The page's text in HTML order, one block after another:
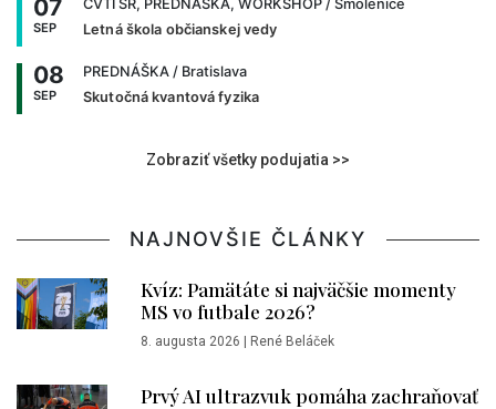
07
SEP
CVTI SR, PREDNÁŠKA, WORKSHOP / Smolenice
Letná škola občianskej vedy
08
SEP
PREDNÁŠKA / Bratislava
Skutočná kvantová fyzika
Zobraziť všetky podujatia >>
NAJNOVŠIE ČLÁNKY
Kvíz: Pamätáte si najväčšie momenty
MS vo futbale 2026?
8. augusta 2026 | René Beláček
Prvý AI ultrazvuk pomáha zachraňovať